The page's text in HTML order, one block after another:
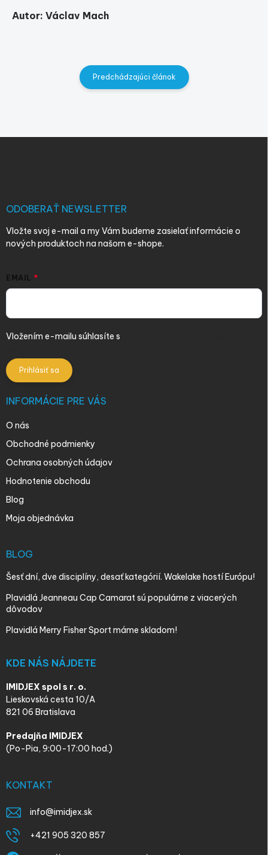
Autor: Václav Mach
Predchádzajúci článok
ODOBERAŤ NEWSLETTER
Vložte svoj e-mail a my Vám budeme zasielať informácie o
nových produktoch na našom e-shope.
EMAIL
Vložením e-mailu súhlasíte s
Prihlásiť sa
INFORMÁCIE PRE VÁS
O nás
Obchodné podmienky
Ochrana osobných údajov
Hodnotenie obchodu
Blog
Moja objednávka
BLOG
Šesť dní, dve disciplíny, desať kategórií. Wakelake hostí Európu!
Plavidlá Jeanneau Cap Camarat sú populárne z viacerých
dôvodov
Plavidlá Merry Fisher Sport máme skladom!
KDE NÁS NÁJDETE
IMIDJEX spol s r. o.
Lieskovská cesta 10/A
821 06 Bratislava
Predajňa IMIDJEX
(Po-Pia, 9:00-17:00 hod.)
KONTAKT
info@imidjex.sk
+421 905 320 857